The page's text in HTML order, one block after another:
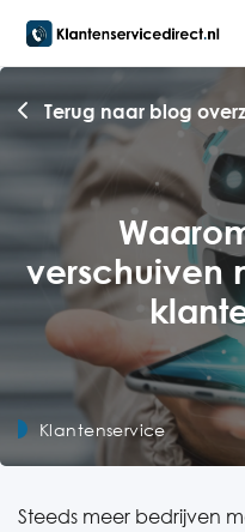
Terug naar blog
verschuiven
Klantenservice
Steeds meer bedrijven